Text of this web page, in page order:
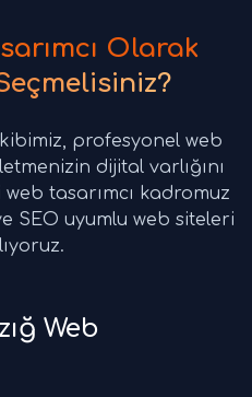
Olarak
profesyonel web
dijital varlığını
tasarımcı kadromuz
SEO uyumlu web siteleri
Web